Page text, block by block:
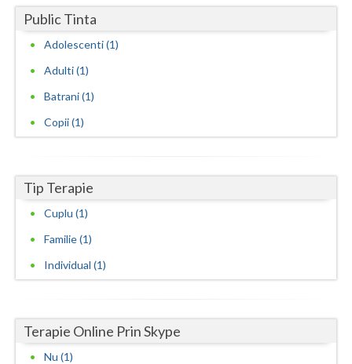
Mehedinti
Mures
Neamt
Olt
Prahova
Satu-Mare
Suceava
Timis
Tulcea
Public Tinta
Adolescenti (1)
Adulti (1)
Batrani (1)
Copii (1)
Tip Terapie
Cuplu (1)
Familie (1)
Individual (1)
Terapie Online Prin Skype
Nu (1)